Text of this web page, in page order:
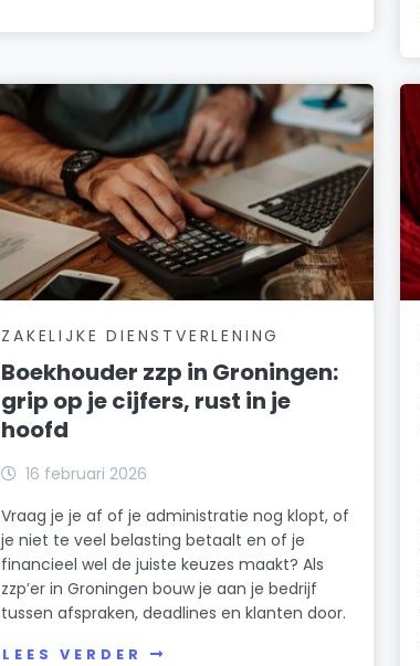
ZAKELIJKE DIENSTVERLENING
Boekhouder zzp in Groningen:
grip op je cijfers, rust in je
hoofd
16 februari 2026
Vraag je je af of je administratie nog klopt, of
je niet te veel belasting betaalt en of je
financieel wel de juiste keuzes maakt? Als
zzp’er in Groningen bouw je aan je bedrijf
tussen afspraken, deadlines en klanten door.
LEES VERDER